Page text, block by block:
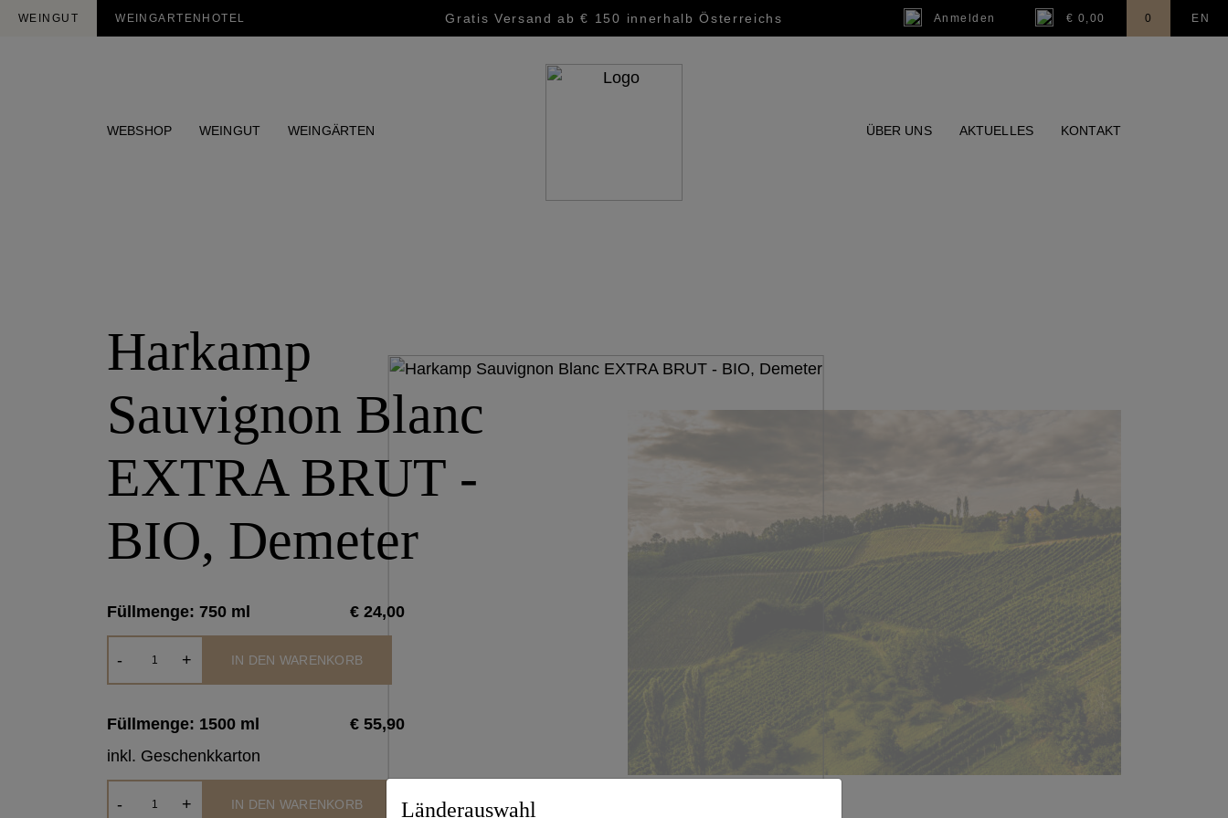
WEINGUT WEINGARTENHOTEL Gratis Versand ab € 150 innerhalb Österreichs Anmelden € 0,00 0 EN
WEBSHOP WEINGUT WEINGÄRTEN ÜBER UNS AKTUELLES KONTAKT
Harkamp
Sauvignon Blanc
EXTRA BRUT -
BIO, Demeter
Füllmenge: 750 ml € 24,00
-
EXTRA
BRUT
+ IN DEN WARENKORB
Füllmenge: 1500 ml
€ 55,90
inkl. Geschenkkarton
- + IN DEN WARENKORB Länderauswahl